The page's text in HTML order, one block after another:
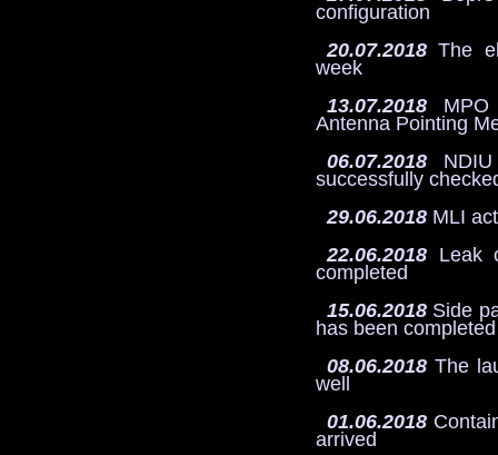
configuration
20.07.2018 The
week
13.07.2018 MPO
Antenna Pointing
06.07.2018
successfully
29.06.2018 MLI
22.06.2018 Leak
completed
15.06.2018 Side
has been completed
08.06.2018 The
well
01.06.2018
arrived